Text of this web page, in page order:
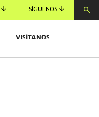
SÍGUENOS
VISÍTANOS